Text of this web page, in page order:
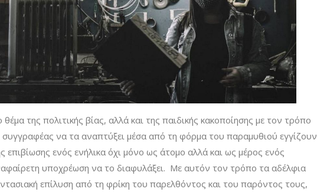
της πολιτικής βίας, αλλά και της παιδικής κακοποίησης με τον τρόπο
συγγραφέας να τα αναπτύξει μέσα από τη φόρμα του παραμυθιού εγγίζουν
επιβίωσης ενός ενήλικα όχι μόνο ως άτομο αλλά και ως μέρος ενός
υποχρέωση να το διαφυλάξει. Με αυτόν τον τρόπο τα αδέλφια
επίλυση από τη φρίκη του παρελθόντος και του παρόντος τους,